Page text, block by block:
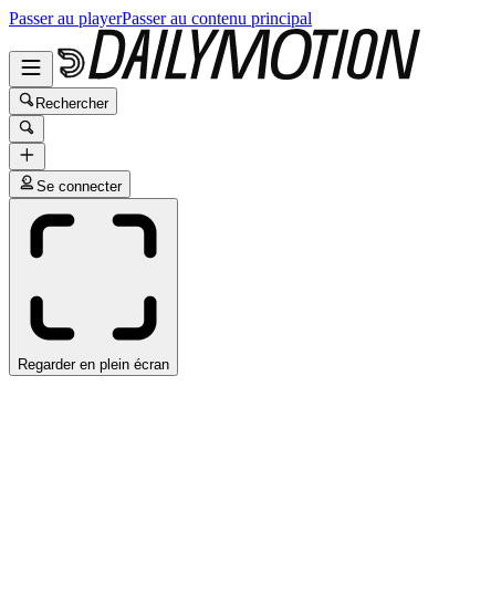
Passer au playerPasser au contenu principal
Rechercher
Se connecter
Regarder en plein écran